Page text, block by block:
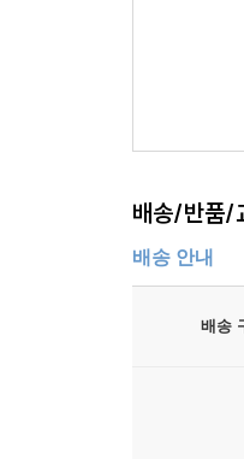
배송/반품/
배송 안내
배송